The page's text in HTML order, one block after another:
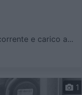
e carico a...
1